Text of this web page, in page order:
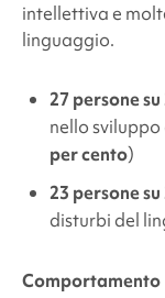
intellettiva e
linguaggio.
27 persone su
nello
per cento)
23 persone su
disturbi del
Comportamento